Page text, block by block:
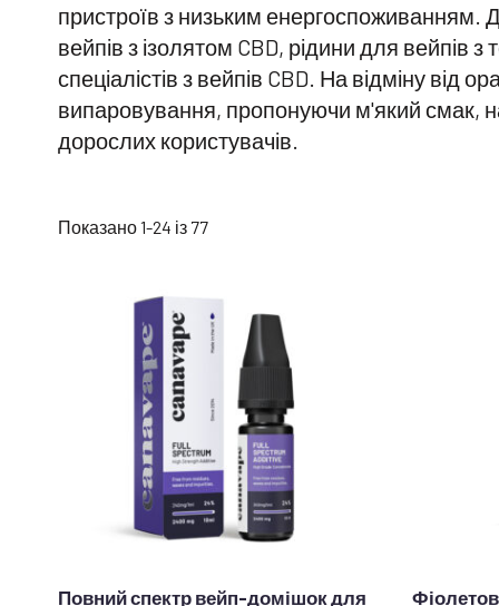
пристроїв з низьким енергоспоживанням.
вейпів з ізолятом CBD, рідини для вейпів
спеціалістів з вейпів CBD. На відміну від
випаровування, пропонуючи м'який смак,
дорослих користувачів.
Показано 1-24 із 77Відсортовано
Повний спектр вейп-домішок для